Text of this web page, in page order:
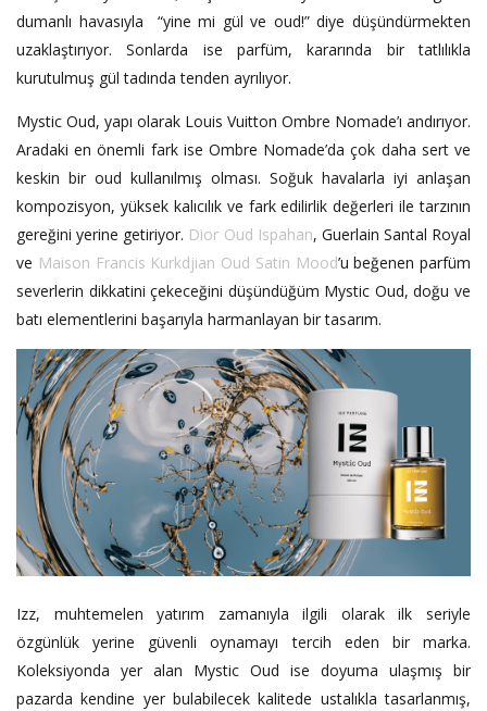
dumanlı havasıyla
“yine mi gül ve oud!” diye düşündürmekten
uzaklaştırıyor. Sonlarda ise parfüm, kararında bir tatlılıkla
kurutulmuş gül tadında tenden ayrılıyor.
Mystic Oud, yapı olarak Louis Vuitton Ombre Nomade’ı andırıyor.
Aradaki en önemli fark ise Ombre Nomade’da çok daha sert ve
keskin bir oud kullanılmış olması. Soğuk havalarla iyi anlaşan
kompozisyon, yüksek kalıcılık ve fark edilirlik değerleri ile tarzının
gereğini yerine getiriyor. Dior Oud Ispahan, Guerlain Santal Royal
ve Maison Francis Kurkdjian Oud Satin Mood’u beğenen parfüm
severlerin dikkatini çekeceğini düşündüğüm Mystic Oud, doğu ve
batı elementlerini başarıyla harmanlayan bir tasarım.
Izz, muhtemelen yatırım zamanıyla ilgili olarak ilk seriyle
özgünlük yerine güvenli oynamayı tercih eden bir marka.
Koleksiyonda yer alan Mystic Oud ise doyuma ulaşmış bir
pazarda kendine yer bulabilecek kalitede ustalıkla tasarlanmış,